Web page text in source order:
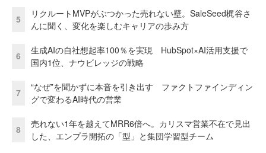
5
リクルートMVPがぶつかった売れない壁。SaleSeed梶谷さ
んに聞く、変化を楽しむキャリアの歩み方
6
生成AIの自社想起率100％を実現 HubSpot×AI活用支援で
国内1位、ナウビレッジの戦略
7
“なぜ”を聞かずに本音を引き出す ファクトファインディン
グで変わるAI時代の営業
8
売れない1年を越えてMRR6倍へ。カリスマ営業不在で見出
した、エンプラ開拓の「型」と集団学習型チーム